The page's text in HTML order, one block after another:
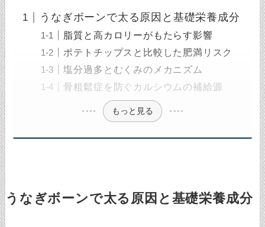
うなぎボーンで太る原因と基礎栄養成分
脂質と高カロリーがもたらす影響
ポテトチップスと比較した肥満リスク
塩分過多とむくみのメカニズム
骨粗鬆症を防ぐカルシウムの補給源
もっと見る
うなぎボーンで太る原因と基礎栄養成分